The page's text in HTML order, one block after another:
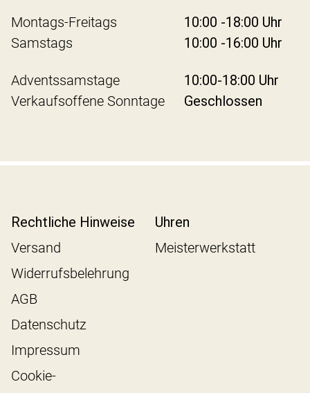
Montags-Freitags
10:00 -18:00 Uhr
Samstags
10:00 -16:00 Uhr
Adventssamstage
10:00-18:00 Uhr
Verkaufsoffene Sonntage
Geschlossen
Rechtliche Hinweise
Versand
Widerrufsbelehrung
AGB
Datenschutz
Impressum
Cookie-
Uhren
Meisterwerkstatt